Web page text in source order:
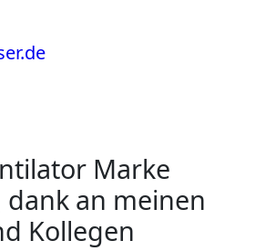
Marke
dank an meinen
Kollegen